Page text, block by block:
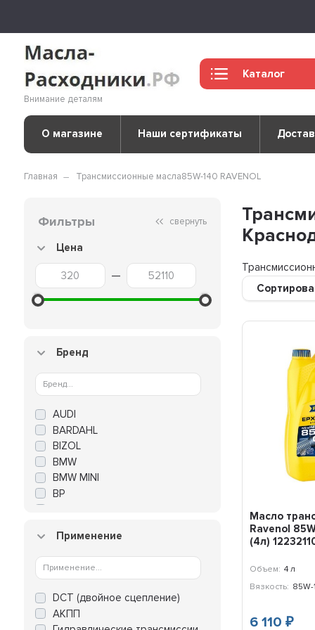
Внимание деталям
Каталог
О магазине Наши сертификаты
Главная Трансмиссионные масла85W-140 RAVENOL
Фильтры свернуть
Цена
—
Бренд
AUDI
BARDAHL
BIZOL
BMW
BMW MINI
BP
CHRYSLER
COMMA
CWORKS
DODGE
DRAGON
Применение
DCT (двойное сцепление)
АКПП
Масло
Ravenol
(4л)
Объем: 4 л
Вязкость: 85W-
6 110₽